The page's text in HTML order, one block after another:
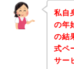
私自
の年
の結
式ペ
サー